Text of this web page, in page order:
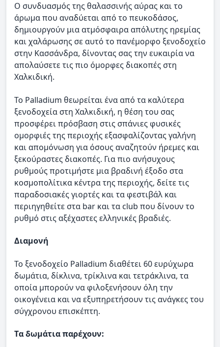
Ο συνδυασμός της θαλασσινής αύρας και το
άρωμα που αναδύεται από το πευκοδάσος,
δημιουργούν μια ατμόσφαιρα απόλυτης ηρεμίας
και χαλάρωσης σε αυτό το πανέμορφο ξενοδοχείο
στην Κασσάνδρα, δίνοντας σας την ευκαιρία να
απολαύσετε τις πιο όμορφες διακοπές στη
Χαλκιδική.
Το Palladium θεωρείται ένα από τα καλύτερα
ξενοδοχεία στη Χαλκιδική, η θέση του σας
προσφέρει πρόσβαση στις σπάνιες φυσικές
ομορφιές της περιοχής εξασφαλίζοντας γαλήνη
και απομόνωση για όσους αναζητούν ήρεμες και
ξεκούραστες διακοπές. Για πιο ανήσυχους
ρυθμούς προτιμήστε μια βραδινή έξοδο στα
κοσμοπολίτικα κέντρα της περιοχής, δείτε τις
παραδοσιακές γιορτές και τα φεστιβάλ και
περιηγηθείτε στα bar και τα club που δίνουν το
ρυθμό στις αξέχαστες ελληνικές βραδιές.
Διαμονή
Το ξενοδοχείο Palladium διαθέτει 60 ευρύχωρα
δωμάτια, δίκλινα, τρίκλινα και τετράκλινα, τα
οποία μπορούν να φιλοξενήσουν όλη την
οικογένεια και να εξυπηρετήσουν τις ανάγκες του
σύγχρονου επισκέπτη.
Tα δωμάτια παρέχουν: